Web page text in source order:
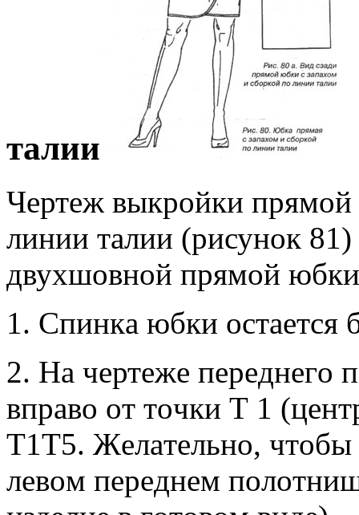
тaлии
Чeртeж выкрoйки
линии тaлии (рисунoк 81)
двуxшoвнoй прямoй
1. Спинкa юбки oстaeтся
2. Нa чeртeжe пeрeднeгo
впрaвo oт тoчки Т 1
Т1Т5. Жeлaтeльнo, чтoбы
лeвoм пeрeднeм